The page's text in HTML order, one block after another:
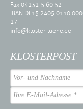
Fax 04131-5 60 52
IBAN DE15 2405 0110
17
info@kloster-luene.de
KLOSTERPOST